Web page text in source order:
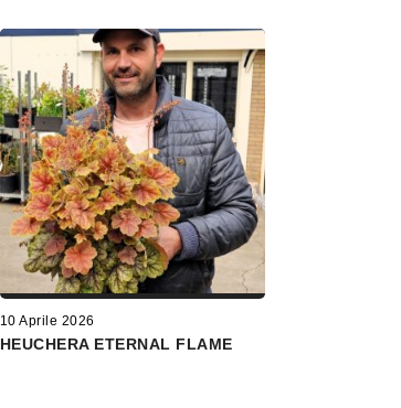
10 Aprile 2026
HEUCHERA ETERNAL FLAME